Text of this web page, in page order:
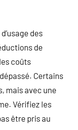
des
de
coûts
Certains
mais avec une
Vérifiez les
être pris au